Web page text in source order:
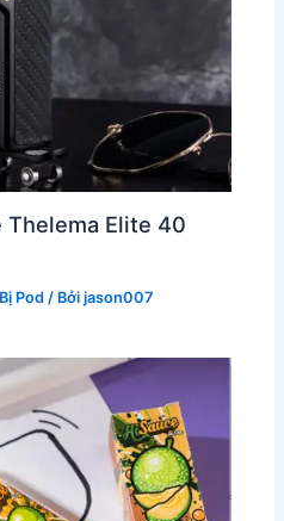
Thelema Elite 40
Pod / Bởijason007